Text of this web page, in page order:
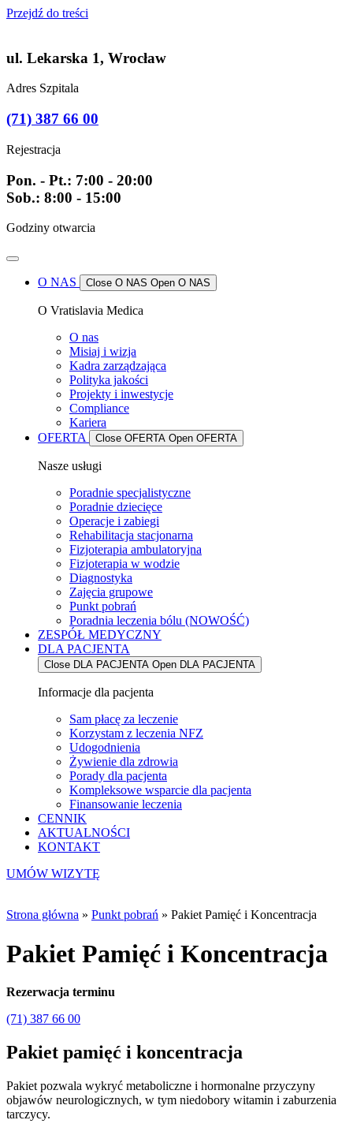
Przejdź do treści
ul. Lekarska 1, Wrocław
Adres Szpitala
(71) 387 66 00
Rejestracja
Pon. - Pt.: 7:00 - 20:00
Sob.: 8:00 - 15:00
Godziny otwarcia
O NAS Close O NAS Open O NAS
O Vratislavia Medica
O nas
Misiaj i wizja
Kadra zarządzająca
Polityka jakości
Projekty i inwestycje
Compliance
Kariera
OFERTA
Close OFERTA Open OFERTA
Nasze usługi
Poradnie specjalistyczne
Poradnie dziecięce
Operacje i zabiegi
Rehabilitacja stacjonarna
Fizjoterapia ambulatoryjna
Fizjoterapia w wodzie
Diagnostyka
Zajęcia grupowe
Punkt pobrań
Poradnia leczenia bólu (NOWOŚĆ)
ZESPÓŁ MEDYCZNY
DLA PACJENTA
Close DLA PACJENTA Open DLA PACJENTA
Informacje dla pacjenta
Sam płacę za leczenie
Korzystam z leczenia NFZ
Udogodnienia
Żywienie dla zdrowia
Porady dla pacjenta
Kompleksowe wsparcie dla pacjenta
Finansowanie leczenia
CENNIK
AKTUALNOŚCI
KONTAKT
UMÓW WIZYTĘ
Strona główna » Punkt pobrań » Pakiet Pamięć i Koncentracja
Pakiet Pamięć i Koncentracja
Rezerwacja terminu
(71) 387 66 00
Pakiet pamięć i koncentracja
Pakiet pozwala wykryć metaboliczne i hormonalne przyczyny
objawów neurologicznych, w tym niedobory witamin i zaburzenia
tarczycy.